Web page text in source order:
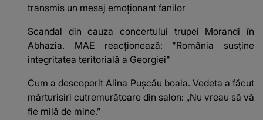
transmis un mesaj emoționant fanilor
Scandal din cauza concertului trupei Morandi în
Abhazia. MAE reacționează: "România susține
integritatea teritorială a Georgiei"
Cum a descoperit Alina Pușcău boala. Vedeta a făcut
mărturisiri cutremurătoare din salon: „Nu vreau să vă
fie milă de mine.”